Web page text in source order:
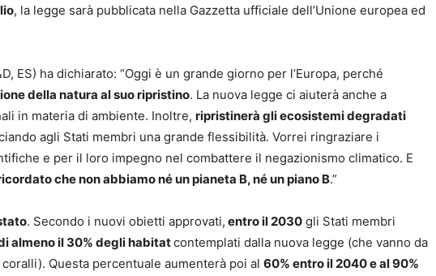
, la legge sarà pubblicata nella Gazzetta ufficiale dell’Unione europea ed
ES) ha dichiarato: “Oggi è un grande giorno per l’Europa, perché
della natura al suo ripristino. La nuova legge ci aiuterà anche a
in materia di ambiente. Inoltre, ripristinerà gli ecosistemi degradati
agli Stati membri una grande flessibilità. Vorrei ringraziare i
e per il loro impegno nel combattere il negazionismo climatico. E
che non abbiamo né un pianeta B, né un piano B.”
. Secondo i nuovi obietti approvati, entro il 2030 gli Stati membri
almeno il 30% degli habitatcontemplati dalla nuova legge (che vanno da
Questa percentuale aumenterà poi al 60% entro il 2040 e al 90%